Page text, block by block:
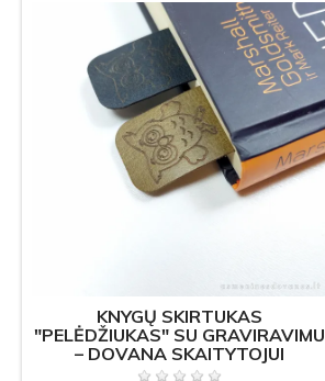
KNYGŲ SKIRTUKAS
"PELĖDŽIUKAS" SU GRAVIRAVIMU
– DOVANA SKAITYTOJUI